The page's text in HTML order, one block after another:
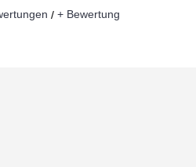
/ + Bewertung